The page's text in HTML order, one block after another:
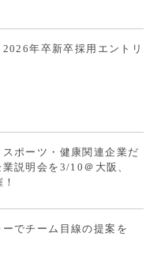
2026年卒新卒採用エントリ
スポーツ・健康関連企業だ
説明会を3/10＠大阪、
でチーム目線の提案を